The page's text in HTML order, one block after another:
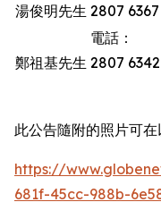
湯俊明先生 2807 6367
鄭祖基先生
電話：
2807 6342
此公告隨附的照片可在
https://
681f-45cc-988b-